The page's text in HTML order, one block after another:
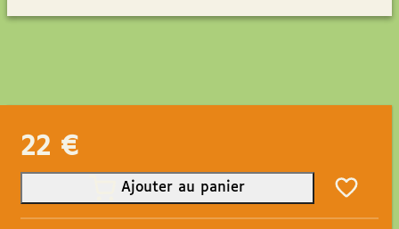
22 €
Ajouter au panier